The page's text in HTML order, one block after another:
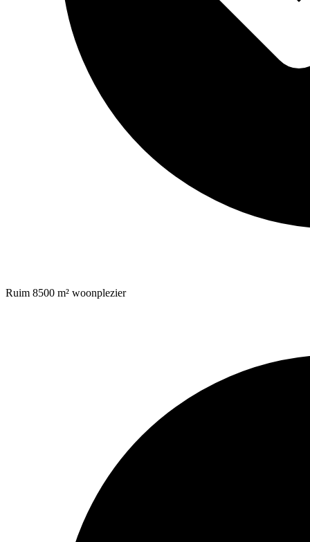
Ruim 8500 m² woonplezier